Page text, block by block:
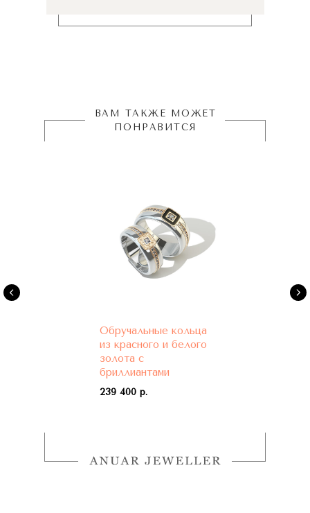
ВАМ ТАКЖЕ МОЖЕТ
ПОНРАВИТСЯ
Обручальные кольца
из красного и белого
золота с
бриллиантами
239 400 р.